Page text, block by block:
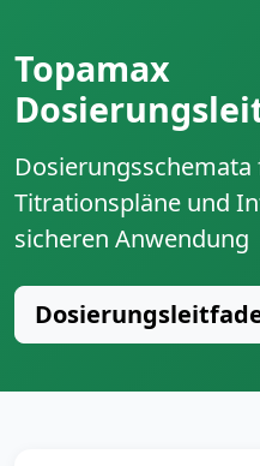
Topamax
Titrationspläne und
sicheren Anwendung